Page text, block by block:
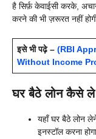
है सिर्फ़ केवाईसी करके,
करने की भी ज़रूरत नहीं
इसे भी पढ़े – (RBI
Without Income
घर बैठे लोन कैसे
यहाँ घर बैठे लोन
इनस्टॉल करना होगा